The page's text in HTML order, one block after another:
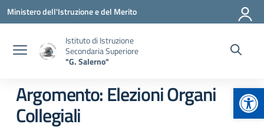
Vai ai contenuti
Vai al menu di navigazione
Vai al footer
Ministero dell'Istruzione e del Merito
Istituto di Istruzione
Secondaria Superiore
"G. Salerno"
Argomento: Elezioni Organi
Collegiali